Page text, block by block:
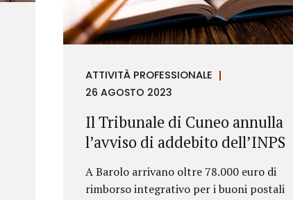
ATTIVITÀ PROFESSIONALE
26 AGOSTO 2023
Il Tribunale di Cuneo annulla
l’avviso di addebito dell’INPS
A Barolo arrivano oltre 78.000 euro di
rimborso integrativo per i buoni postali